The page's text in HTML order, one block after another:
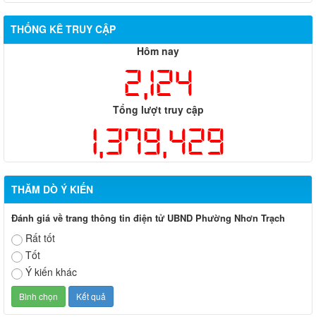
Biên bản về việc niêm yết phương án bồi thường, hỗ trợ, tái
định cư của các hộ dân có đất bị thu hồi thuộc dự án nâng cấp
đường 25B cũ đoạn từ Trung tâm huyện Nhơn Trạch ra Quốc lộ
51, huyện Long Thành và huyện Nhơn Trạch
THỐNG KÊ TRUY CẬP
Hôm nay
2,124
Tổng lượt truy cập
1,379,429
THĂM DÒ Ý KIẾN
Đánh giá về trang thông tin điện tử UBND Phường Nhơn Trạch
Rất tốt
Tốt
Ý kiến khác